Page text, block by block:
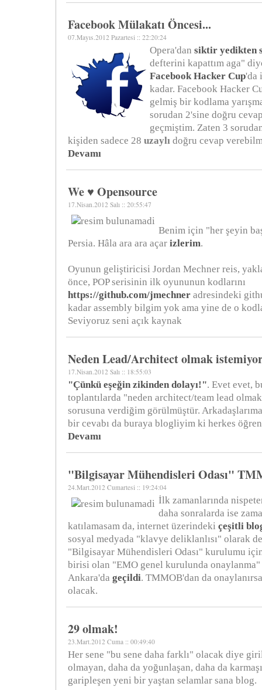
Facebook Mülakatı Öncesi...
07.Mayıs.2012 Pazartesi :: 22:20:24
Opera'dan siktir yedikten
defterini kapattım aga"
Facebook Hacker Cup'da
kadar. Facebook Hacker
gelmiş bir kodlama
sorudan 2'sine doğru
geçmiştim. Zaten 3
kişiden sadece 28 uzaylı doğru cevap
Devamı
We ♥ Opensource
17.Nisan.2012 Salı :: 20:55:47
Benim için "her şeyin
Persia. Hâla ara ara açar izlerim.
Oyunun geliştiricisi Jordan Mechner reis,
önce, POP serisinin ilk oyununun kodlarını
https://github.com/jmechner adresindeki
kadar assembly bilgim yok ama yine de o
Seviyoruz seni açık kaynak
Neden Lead/Architect olmak
17.Nisan.2012 Salı :: 18:55:03
"Çünkü eşeğin zikinden dolayı!". Evet evet,
toplantılarda "neden architect/team lead
sorusuna verdiğim görülmüştür.
bir cevabı da buraya blogliyim ki herkes
Devamı
"Bilgisayar Mühendisleri Odası"
24.Mart.2012 Cumartesi :: 19:24:04
İlk zamanlarında
daha sonralarda ise
katılamasam da, internet üzerindeki çeşitli
sosyal medyada "klavye deliklanlısı" olarak
"Bilgisayar Mühendisleri Odası" kurulumu
birisi olan "EMO genel kurulunda onaylanma"
Ankara'da geçildi. TMMOB'dan da
olacak.
29 olmak!
23.Mart.2012 Cuma :: 00:49:40
Her sene "bu sene daha farklı" olacak diye
olmayan, daha da yoğunlaşan, daha da
garipleşen yeni bir yaştan selamlar sana blog.